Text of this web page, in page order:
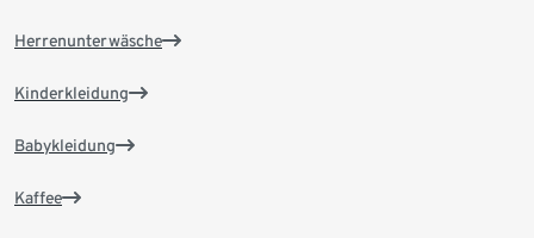
Herrenunterwäsche
Kinderkleidung
Babykleidung
Kaffee